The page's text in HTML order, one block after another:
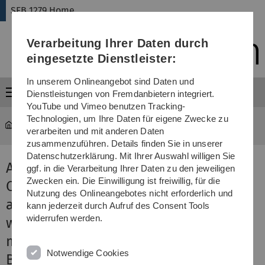
Direkt
Direkt
Direkt
(Sprache,
Drucken,
Media)
Direkt
Direkt
SFB 1279 Home
Menü
SFB 1279 Home
A02 - Identifizierung und
Charakterisierung von
antimikrobiellen Peptiden aus
wichtigen Eintrittspforten
mikrobieller Erreger (Jan Münch,
Barbara Spellerberg)
Verarbeitung Ihrer Daten durch
eingesetzte Dienstleister:
In unserem Onlineangebot sind Daten und
Dienstleistungen von Fremdanbietern integriert.
YouTube und Vimeo benutzen Tracking-
Technologien, um Ihre Daten für eigene Zwecke zu
verarbeiten und mit anderen Daten
zusammenzuführen. Details finden Sie in unserer
Datenschutzerklärung. Mit Ihrer Auswahl willigen Sie
ggf. in die Verarbeitung Ihrer Daten zu den jeweiligen
Zwecken ein. Die Einwilligung ist freiwillig, für die
Nutzung des Onlineangebotes nicht erforderlich und
kann jederzeit durch Aufruf des Consent Tools
widerrufen werden.
Notwendige Cookies